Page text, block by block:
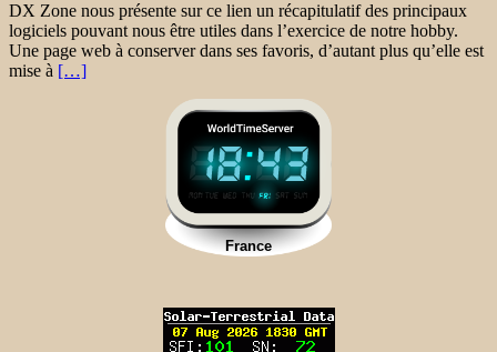
DX Zone nous présente sur ce lien un récapitulatif des principaux
logiciels pouvant nous être utiles dans l’exercice de notre hobby.
Une page web à conserver dans ses favoris, d’autant plus qu’elle est
mise à […]